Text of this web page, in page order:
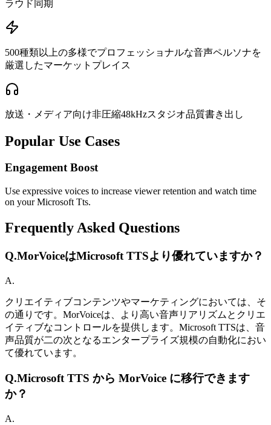
ラウド同期
500種類以上の多様でプロフェッショナルな音声ペルソナを
厳選したマーケットプレイス
放送・メディア向け非圧縮48kHzスタジオ品質書き出し
Popular Use Cases
Engagement Boost
Use expressive voices to increase viewer retention and watch time
on your Microsoft Tts.
Frequently Asked Questions
Q.MorVoiceはMicrosoft TTSより優れていますか？
A.
クリエイティブコンテンツやマーケティングにおいては、そ
の通りです。MorVoiceは、より高い音声リアリズムとクリエ
イティブなコントロールを提供します。Microsoft TTSは、音
声品質が二の次となるエンタープライズ規模の自動化におい
て優れています。
Q.Microsoft TTS から MorVoice に移行できます
か？
A.